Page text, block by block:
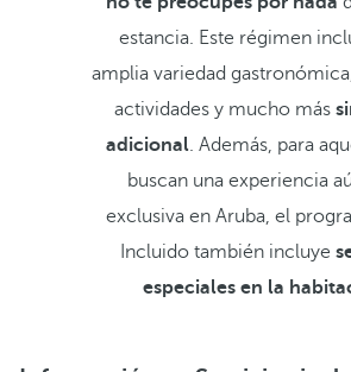
estancia. Este régimen
amplia variedad
actividades y mucho más
adicional. Además, para
buscan una experiencia
exclusiva en Aruba, el
Incluido también incluye
especiales en la